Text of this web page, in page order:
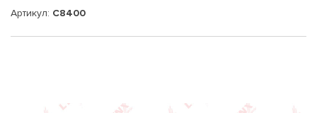
Артикул: C8400